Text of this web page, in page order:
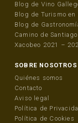
Blog de Vino
Blog de Turismo en
Blog de
Camino de Santiago
Xacobeo 2021 –
SOBRE NOSOTROS
Quiénes somos
Contacto
Aviso legal
Política de
Política de Cookies